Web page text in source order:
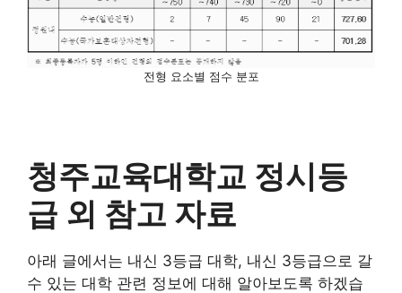
전형 요소별 점수 분포
청주교육대학교 정시등
급 외 참고 자료
아래 글에서는 내신 3등급 대학, 내신 3등급으로 갈
수 있는 대학 관련 정보에 대해 알아보도록 하겠습